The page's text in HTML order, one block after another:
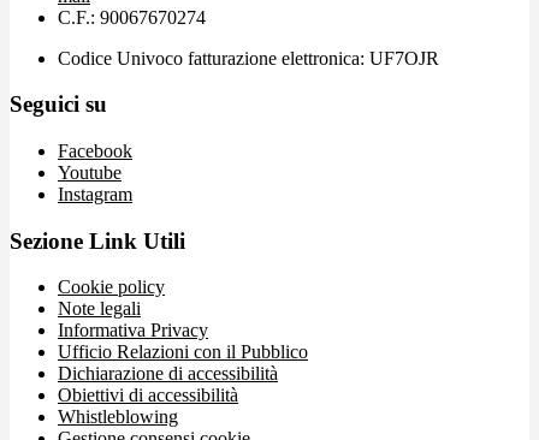
C.F.: 90067670274
Codice Univoco fatturazione elettronica: UF7OJR
Seguici su
Facebook
Youtube
Instagram
Sezione Link Utili
Cookie policy
Note legali
Informativa Privacy
Ufficio Relazioni con il Pubblico
Dichiarazione di accessibilità
Obiettivi di accessibilità
Whistleblowing